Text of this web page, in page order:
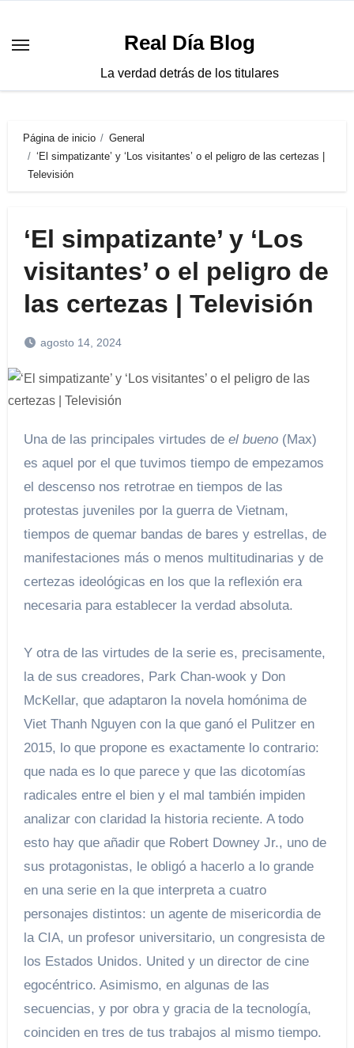
contenido
Real Día Blog
La verdad detrás de los titulares
Página de inicio
General
‘El simpatizante’ y ‘Los visitantes’ o el peligro de las certezas |
Televisión
‘El simpatizante’ y ‘Los
visitantes’ o el peligro de
las certezas | Televisión
agosto 14, 2024
Una de las principales virtudes de el bueno (Max)
es aquel por el que tuvimos tiempo de empezamos
el descenso nos retrotrae en tiempos de las
protestas juveniles por la guerra de Vietnam,
tiempos de quemar bandas de bares y estrellas, de
manifestaciones más o menos multitudinarias y de
certezas ideológicas en los que la reflexión era
necesaria para establecer la verdad absoluta.
Y otra de las virtudes de la serie es, precisamente,
la de sus creadores, Park Chan-wook y Don
McKellar, que adaptaron la novela homónima de
Viet Thanh Nguyen con la que ganó el Pulitzer en
2015, lo que propone es exactamente lo contrario:
que nada es lo que parece y que las dicotomías
radicales entre el bien y el mal también impiden
analizar con claridad la historia reciente. A todo
esto hay que añadir que Robert Downey Jr., uno de
sus protagonistas, le obligó a hacerlo a lo grande
en una serie en la que interpreta a cuatro
personajes distintos: un agente de misericordia de
la CIA, un profesor universitario, un congresista de
los Estados Unidos. United y un director de cine
egocéntrico. Asimismo, en algunas de las
secuencias, y por obra y gracia de la tecnología,
coinciden en tres de tus trabajos al mismo tiempo.